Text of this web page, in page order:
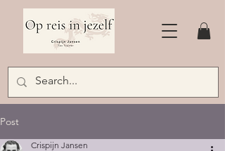
Post
Crispijn Jansen